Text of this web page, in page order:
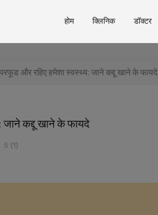
होम क्लिनिक डॉक्टर
और रहिए हमेशा स्वस्थ्य: जाने कद्दू खाने के फायदे
कद्दू खाने के फायदे
5 (1)